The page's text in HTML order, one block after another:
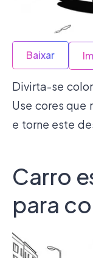
Baixar
Divirta-se
Use cores que
e torne este
Carro
para